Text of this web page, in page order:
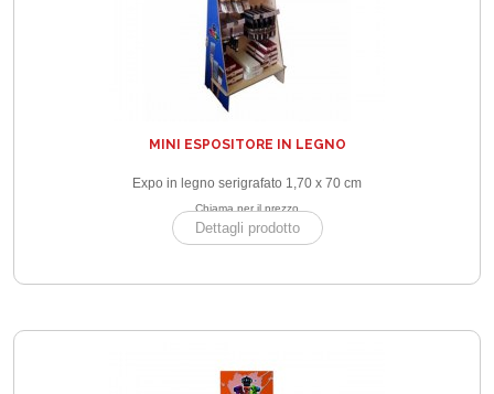
MINI ESPOSITORE IN LEGNO
Expo in legno serigrafato 1,70 x 70 cm
Chiama per il prezzo
Dettagli prodotto